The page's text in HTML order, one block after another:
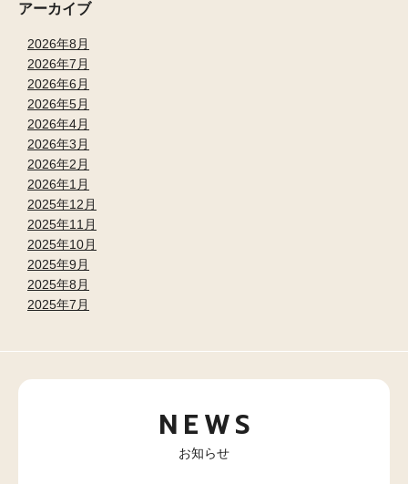
アーカイブ
2026年8月
2026年7月
2026年6月
2026年5月
2026年4月
2026年3月
2026年2月
2026年1月
2025年12月
2025年11月
2025年10月
2025年9月
2025年8月
2025年7月
NEWS
お知らせ